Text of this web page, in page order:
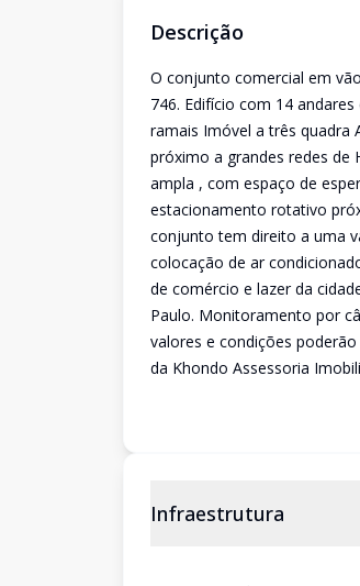
Descrição
O conjunto comercial em
746. Edifício com 14
ramais Imóvel a três quadra
próximo a grandes redes de
ampla , com espaço de
estacionamento rotativo
conjunto tem direito a uma
colocação de ar
de comércio e lazer da
Paulo. Monitoramento por
valores e condições
da Khondo Assessoria
Infraestrutura